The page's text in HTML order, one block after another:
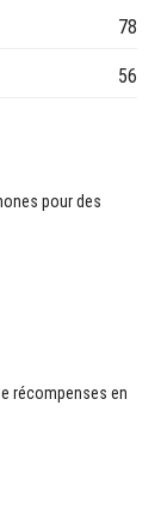
78
56
pour des
récompenses en